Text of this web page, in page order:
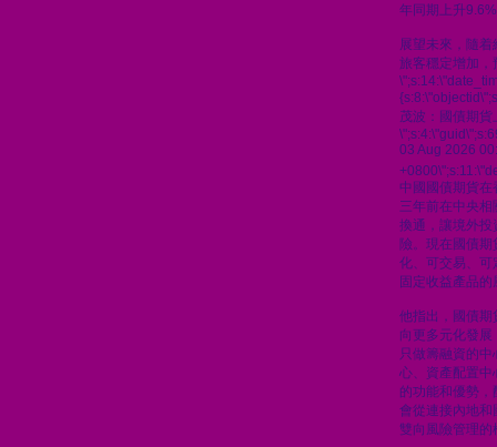
年同期上升
展望未來，隨
旅客穩定增加，
茂波：國債期
03 Aug 2026
中國國債期貨在
三年前在中央
換通，讓境外投
險。現在國債
化、可交易、可
固定收益產品
他指出，國債期
向更多元化發
只做籌融資的
心、資產配置中
的功能和優勢
會從連接內地和
雙向風險管理的